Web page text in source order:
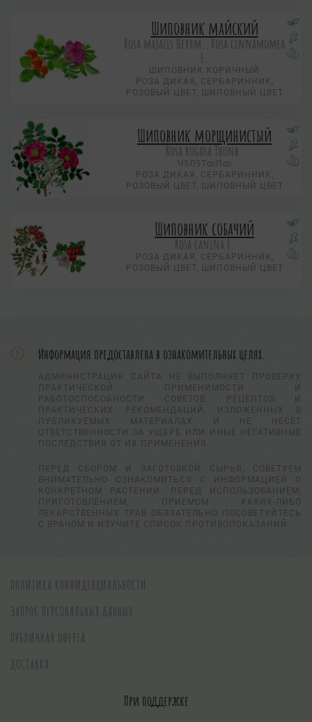
Шиповник майский
Rosa majalis Herrm., Rosa cinnamomea
ШИПОВНИК КОРИЧНЫЙ
РОЗА ДИКАЯ, СЕРБАРИННИК,
РОЗОВЫЙ ЦВЕТ, ШИПОВНЫЙ ЦВЕТ
Шиповник морщинистый
Rosa rugosa Thunb.
Ч5Л5Т∞П∞
РОЗА ДИКАЯ, СЕРБАРИННИК,
РОЗОВЫЙ ЦВЕТ, ШИПОВНЫЙ ЦВЕТ
Шиповник собачий
Rosa canina L.
РОЗА ДИКАЯ, СЕРБАРИННИК,
РОЗОВЫЙ ЦВЕТ, ШИПОВНЫЙ ЦВЕТ
Информация предоставлена в ознакомительных целях.
АДМИНИСТРАЦИЯ САЙТА НЕ ВЫПОЛНЯЕТ ПРОВЕРКУ
ПРАКТИЧЕСКОЙ ПРИМЕНИМОСТИ И
РАБОТОСПОСОБНОСТИ СОВЕТОВ, РЕЦЕПТОВ И
ПРАКТИЧЕСКИХ РЕКОМЕНДАЦИЙ, ИЗЛОЖЕННЫХ В
ПУБЛИКУЕМЫХ МАТЕРИАЛАХ И НЕ НЕСЕТ
ОТВЕТСТВЕННОСТИ ЗА УЩЕРБ ИЛИ ИНЫЕ НЕГАТИВНЫЕ
ПОСЛЕДСТВИЯ ОТ ИХ ПРИМЕНЕНИЯ.
ПЕРЕД СБОРОМ И ЗАГОТОВКОЙ СЫРЬЯ, СОВЕТУЕМ
ВНИМАТЕЛЬНО ОЗНАКОМИТЬСЯ С ИНФОРМАЦИЕЙ О
КОНКРЕТНОМ РАСТЕНИИ. ПЕРЕД ИСПОЛЬЗОВАНИЕМ,
ПРИГОТОВЛЕНИЕМ, ПРИЕМОМ КАКИХ-ЛИБО
ЛЕКАРСТВЕННЫХ ТРАВ ОБЯЗАТЕЛЬНО ПОСОВЕТУЙТЕСЬ
С ВРАЧОМ И ИЗУЧИТЕ СПИСОК ПРОТИВОПОКАЗАНИЙ.
ПОЛИТИКА КОНФИДЕНЦИАЛЬНОСТИ
ЗАПРОС ПЕРСОНАЛЬНЫХ ДАННЫХ
ПУБЛИЧНАЯ ОФЕРТА
ДОСТАВКА
При поддержке